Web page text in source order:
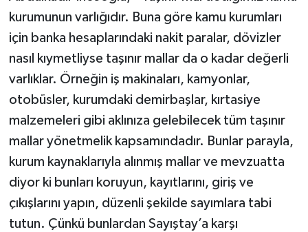
kurumunun varlığıdır. Buna göre kamu kurumları
için banka hesaplarındaki nakit paralar, dövizler
nasıl kıymetliyse taşınır mallar da o kadar değerli
varlıklar. Örneğin iş makinaları, kamyonlar,
otobüsler, kurumdaki demirbaşlar, kırtasiye
malzemeleri gibi aklınıza gelebilecek tüm taşınır
mallar yönetmelik kapsamındadır. Bunlar parayla,
kurum kaynaklarıyla alınmış mallar ve mevzuatta
diyor ki bunları koruyun, kayıtlarını, giriş ve
çıkışlarını yapın, düzenli şekilde sayımlara tabi
tutun. Çünkü bunlardan Sayıştay’a karşı